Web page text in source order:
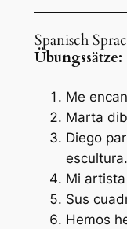
Spanisch
Übungssätze:
Me
Marta
Diego
escultura.
Mi
Sus
Hemos